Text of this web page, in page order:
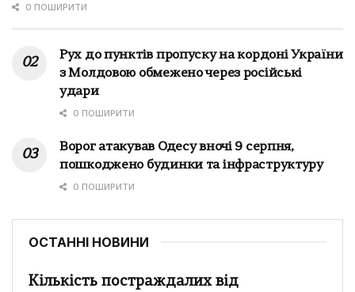
0 ПОШИРИТИ
Рух до пунктів пропуску на кордоні України
з Молдовою обмежено через російські
удари
0 ПОШИРИТИ
Ворог атакував Одесу вночі 9 серпня,
пошкоджено будинки та інфраструктуру
0 ПОШИРИТИ
ОСТАННІ НОВИНИ
Кількість постраждалих від